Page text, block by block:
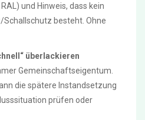
und Hinweis, dass kein
besteht. Ohne
überlackieren
Gemeinschaftseigentum.
die spätere Instandsetzung
prüfen oder